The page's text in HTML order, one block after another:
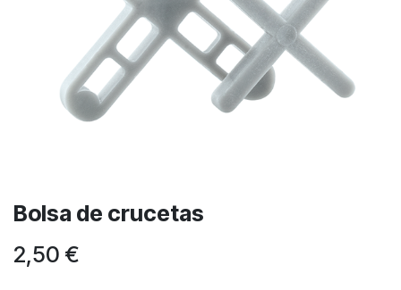
Bolsa de crucetas
2,50 €